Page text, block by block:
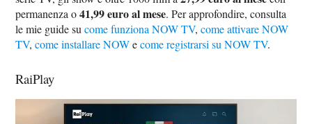
permanenza o41,99 euro al mese. Per approfondire, consulta
le mie guide sucome funziona NOW TV,come attivare NOW
TV,come installare NOWecome registrarsi su NOW TV.
RaiPlay